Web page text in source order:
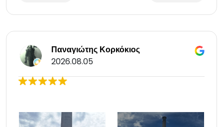
Παναγιώτης Κορκόκιος
2026.08.05